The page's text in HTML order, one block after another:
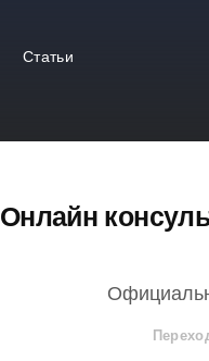
Статьи
Онлайн